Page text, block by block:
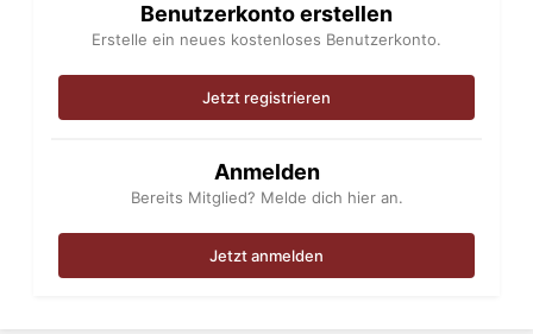
Benutzerkonto erstellen
Erstelle ein neues kostenloses Benutzerkonto.
Jetzt registrieren
Anmelden
Bereits Mitglied? Melde dich hier an.
Jetzt anmelden